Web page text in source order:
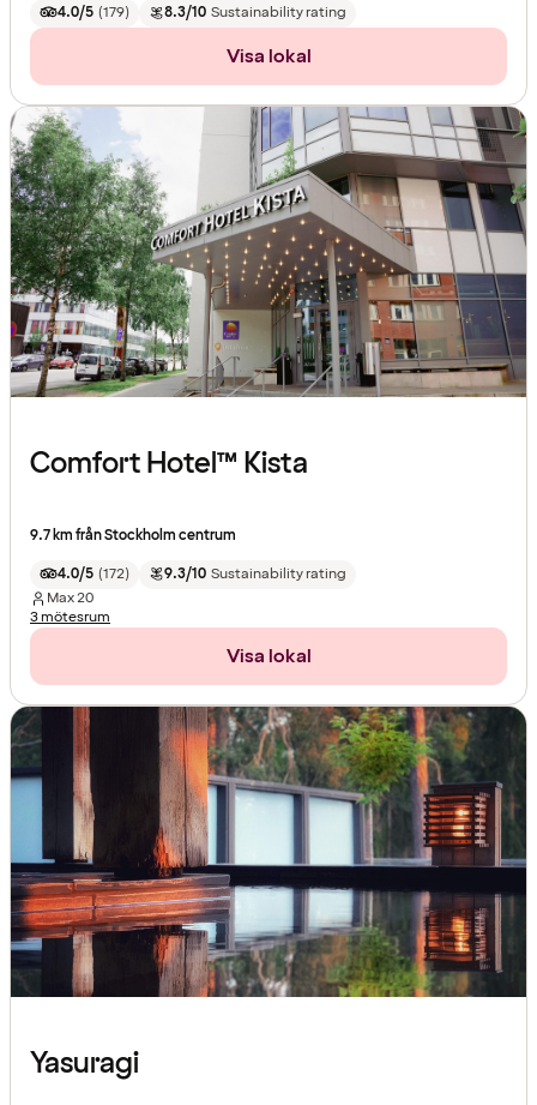
4.0/5 (179) 8.3/10 Sustainability rating
Visa lokal
Comfort Hotel™ Kista
9.7 km från Stockholm centrum
4.0/5 (172) 9.3/10 Sustainability rating
Max20
3 mötesrum
Visa lokal
Yasuragi